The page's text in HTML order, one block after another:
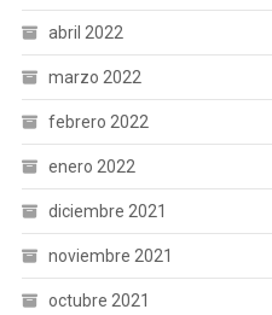
abril 2022
marzo 2022
febrero 2022
enero 2022
diciembre 2021
noviembre 2021
octubre 2021